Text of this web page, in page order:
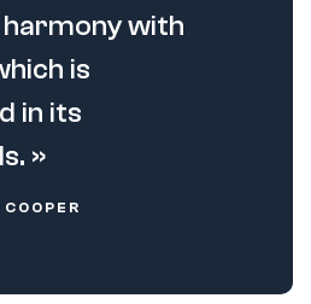
with
is
in its
»